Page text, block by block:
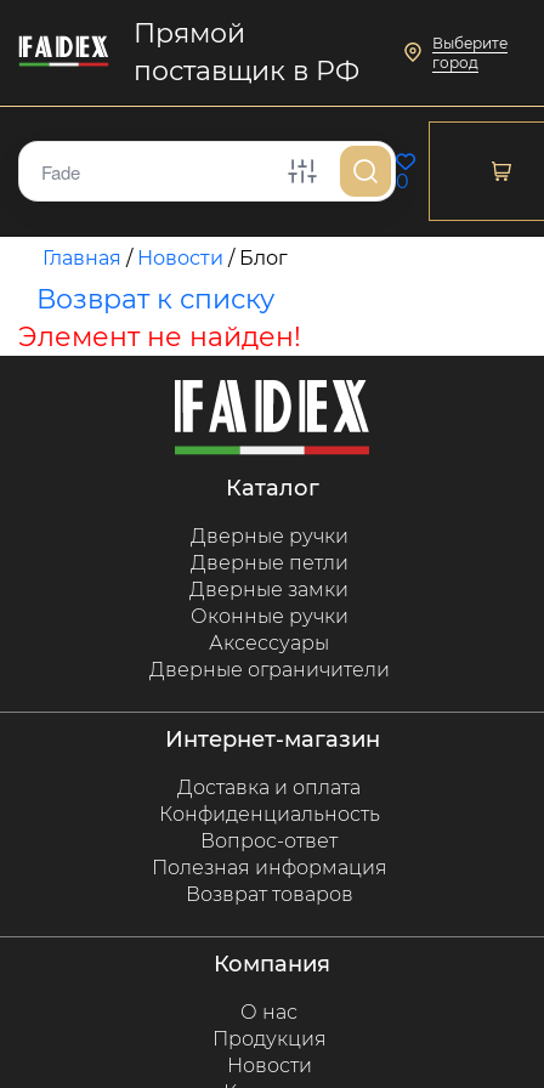
Прямой
поставщик в РФ
Выберите
город
0
Главная / Новости / Блог
Возврат к списку
Элемент не найден!
каталог
Дверные ручки
Дверные петли
Дверные замки
Оконные ручки
Аксессуары
Дверные ограничители
интернет-магазин
Доставка и оплата
Конфиденциальность
Вопрос-ответ
Полезная информация
Возврат товаров
компания
О нас
Продукция
Новости